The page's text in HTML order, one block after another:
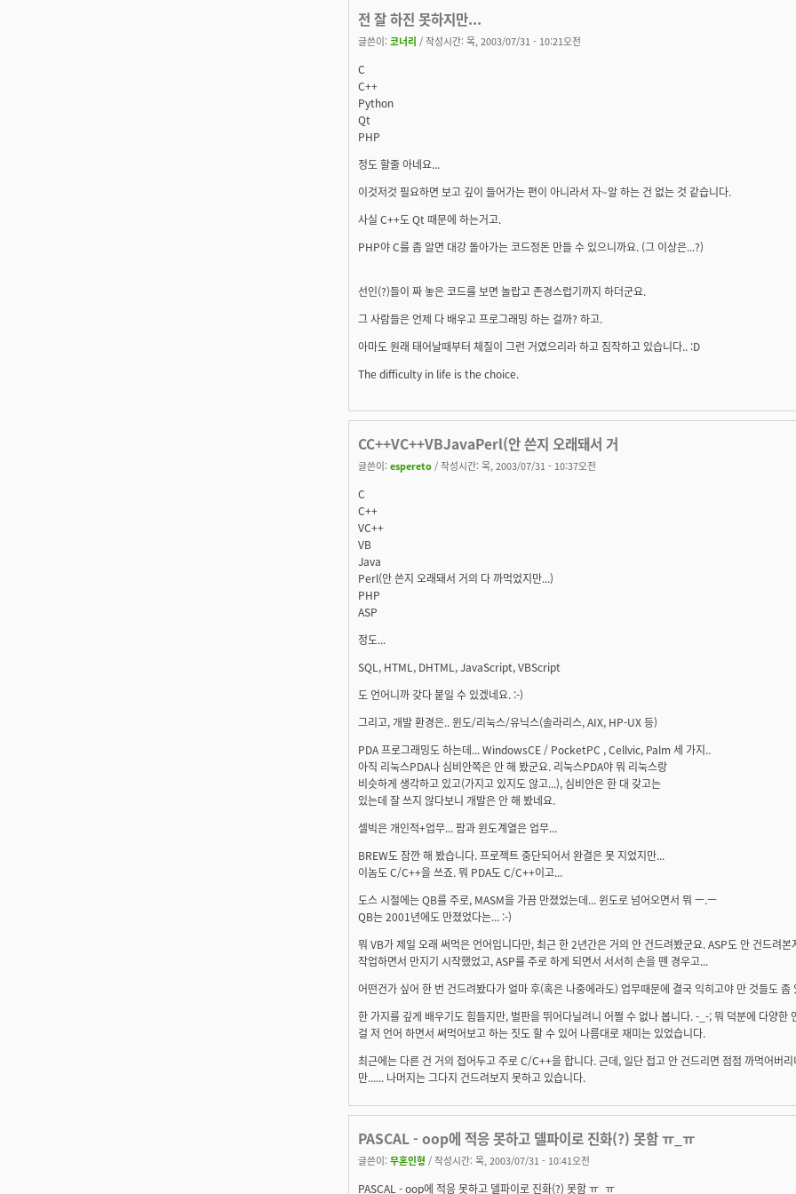
전 잘 하진 못하지만...
글쓴이: 코너리 / 작성시간: 목, 2003/07/31 - 10:21오전
C
C++
Python
Qt
PHP
정도 할줄 아네요...
이것저것 필요하면 보고 깊이 들어가는 편이 아니라서 자~알 하는 건 없는 것 같습니다.
사실 C++도 Qt 때문에 하는거고.
PHP야 C를 좀 알면 대강 돌아가는 코드정돈 만들 수 있으니까요. (그 이상은...?)
선인(?)들이 짜 놓은 코드를 보면 놀랍고 존경스럽기까지 하더군요.
그 사람들은 언제 다 배우고 프로그래밍 하는 걸까? 하고.
아마도 원래 태어날때부터 체질이 그런 거였으리라 하고 짐작하고 있습니다.. :D
The difficulty in life is the choice.
CC++VC++VBJavaPerl(안 쓴지 오래돼서 거
글쓴이: espereto / 작성시간: 목, 2003/07/31 - 10:37오전
C
C++
VC++
VB
Java
Perl(안 쓴지 오래돼서 거의 다 까먹었지만...)
PHP
ASP
정도...
SQL, HTML, DHTML, JavaScript, VBScript
도 언어니까 갖다 붙일 수 있겠네요. :-)
그리고, 개발 환경은.. 윈도/리눅스/유닉스(솔라리스, AIX, HP-UX 등)
PDA 프로그래밍도 하는데... WindowsCE / PocketPC , Cellvic, Palm 세 가지..
아직 리눅스PDA나 심비안쪽은 안 해 봤군요. 리눅스PDA야 뭐 리눅스랑
비슷하게 생각하고 있고(가지고 있지도 않고...), 심비안은 한 대 갖고는
있는데 잘 쓰지 않다보니 개발은 안 해 봤네요.
셀빅은 개인적+업무... 팜과 윈도계열은 업무...
BREW도 잠깐 해 봤습니다. 프로젝트 중단되어서 완결은 못 지었지만...
이놈도 C/C++을 쓰죠. 뭐 PDA도 C/C++이고...
도스 시절에는 QB를 주로, MASM을 가끔 만졌었는데... 윈도로 넘어오면서 뭐 ㅡ.ㅡ
QB는 2001년에도 만졌었다는... :-)
뭐 VB가 제일 오래 써먹은 언어입니다만, 최근 한 2년간은 거의 안 건드려봤군요. ASP도 안 건드려
작업하면서 만지기 시작했었고, ASP를 주로 하게 되면서 서서히 손을 뗀 경우고...
어떤건가 싶어 한 번 건드려봤다가 얼마 후(혹은 나중에라도) 업무때문에 결국 익히고야 만 것들도 좀
한 가지를 깊게 배우기도 힘들지만, 벌판을 뛰어다닐려니 어쩔 수 없나 봅니다. -_-; 뭐 덕분에 다양한
걸 저 언어 하면서 써먹어보고 하는 짓도 할 수 있어 나름대로 재미는 있었습니다.
최근에는 다른 건 거의 접어두고 주로 C/C++을 합니다. 근데, 일단 접고 안 건드리면 점점 까먹어버
만...... 나머지는 그다지 건드려보지 못하고 있습니다.
PASCAL - oop에 적응 못하고 델파이로 진화(?) 못함 ㅠ_ㅠ
글쓴이: 무혼인형 / 작성시간: 목, 2003/07/31 - 10:41오전
PASCAL - oop에 적응 못하고 델파이로 진화(?) 못함 ㅠ_ㅠ